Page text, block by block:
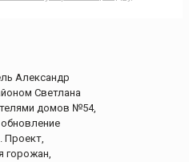
Александр
Светлана
домов №54,
Проект,
горожан,